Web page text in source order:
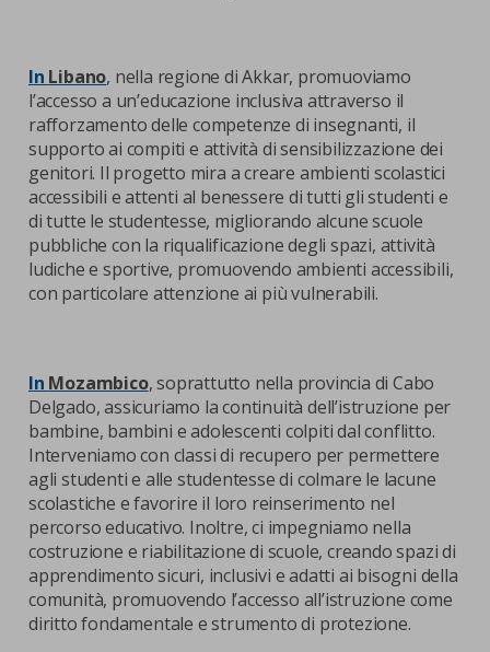
In Libano, nella regione di Akkar, promuoviamo
l’accesso a un’educazione inclusiva attraverso il
rafforzamento delle competenze di insegnanti, il
supporto ai compiti e attività di sensibilizzazione dei
genitori. Il progetto mira a creare ambienti scolastici
accessibili e attenti al benessere di tutti gli studenti e
di tutte le studentesse, migliorando alcune scuole
pubbliche con la riqualificazione degli spazi, attività
ludiche e sportive, promuovendo ambienti accessibili,
con particolare attenzione ai più vulnerabili.
In Mozambico, soprattutto nella provincia di Cabo
Delgado, assicuriamo la continuità dell’istruzione per
bambine, bambini e adolescenti colpiti dal conflitto.
Interveniamo con classi di recupero per permettere
agli studenti e alle studentesse di colmare le lacune
scolastiche e favorire il loro reinserimento nel
percorso educativo. Inoltre, ci impegniamo nella
costruzione e riabilitazione di scuole, creando spazi di
apprendimento sicuri, inclusivi e adatti ai bisogni della
comunità, promuovendo l’accesso all’istruzione come
diritto fondamentale e strumento di protezione.